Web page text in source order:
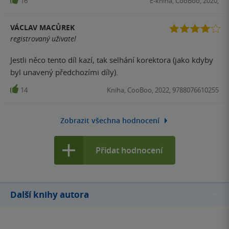
Aaovy dvě oči a proto máme jen jedno slunce. Nějak jsem
si představovala, že po tom co Mia zemře se přesuneme k
Ashlinn, a všemi padlími gladiati. Ovšem když opomenu
všechny mé tiché prosby, tak knize dám pět z pěti.
VÁCLAV MACŮREK
registrovaný uživatel
Jestli něco tento díl kazí, tak selhání korektora (jako kdyby
byl unavený předchozími díly).
14 Kniha, CooBoo, 2022, 9788076610255
Zobrazit všechna hodnocení
Přidat hodnocení
Další knihy autora